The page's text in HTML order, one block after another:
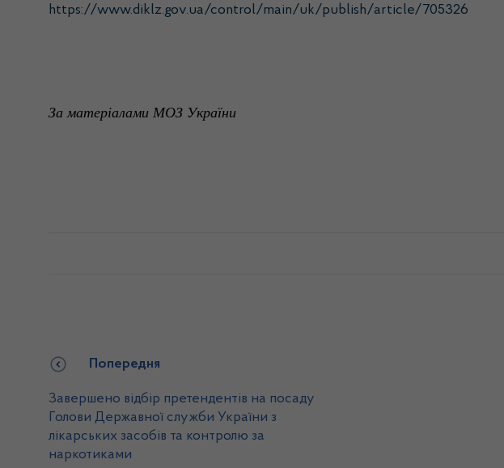
https://www.diklz.gov.ua/control/main/uk/publish/article/705326
Заматеріалами МОЗ України
Попередня
Завершено відбір претендентів на посаду
Голови Державної служби України з
лікарських засобів та контролю за
наркотиками